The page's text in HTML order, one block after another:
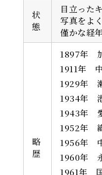
[/su_note]
状
態
目立った
写真をよ
僅かな経
略
歴
1897年
1911年
1929年
1934年
1943年
1952年
1956年
1960年
1961年